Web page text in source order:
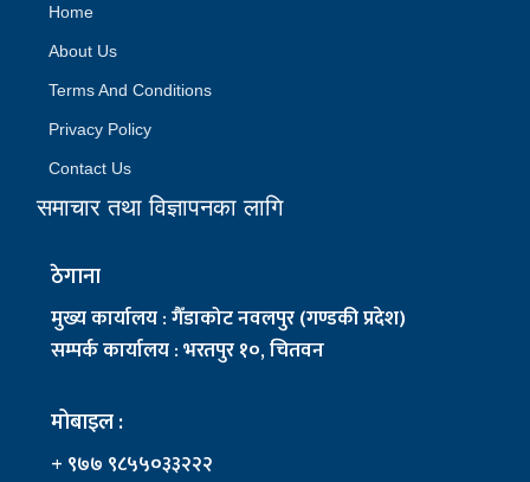
Home
About Us
Terms And Conditions
Privacy Policy
Contact Us
समाचार तथा विज्ञापनका लागि
ठेगाना
मुख्य कार्यालय : गैँडाकोट नवलपुर (गण्डकी प्रदेश)
सम्पर्क कार्यालय : भरतपुर १०, चितवन
मोबाइल :
+ ९७७ ९८५५०३३२२२